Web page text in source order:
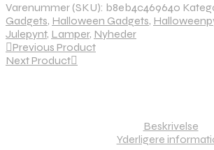
Varenummer (SKU): b8eb4c469640
Gadgets, Halloween Gadgets,
Julepynt, Lamper, Nyheder
Previous Product
Next Product
Beskrivelse
Yderligere